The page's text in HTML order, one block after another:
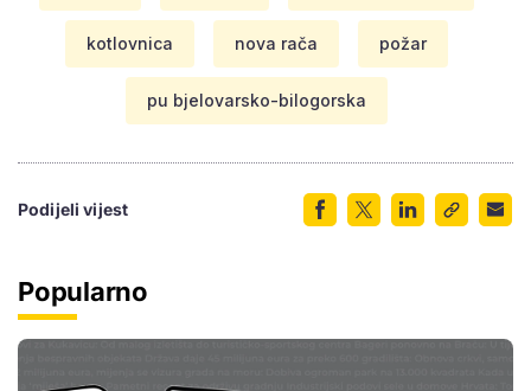
kotlovnica nova rača požar
pu bjelovarsko-bilogorska
Podijeli vijest
Popularno